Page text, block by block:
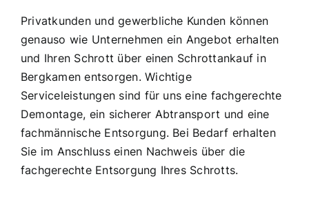
Privatkunden und gewerbliche Kunden können
genauso wie Unternehmen ein Angebot erhalten
und Ihren Schrott über einen Schrottankauf in
Bergkamen entsorgen. Wichtige
Serviceleistungen sind für uns eine fachgerechte
Demontage, ein sicherer Abtransport und eine
fachmännische Entsorgung. Bei Bedarf erhalten
Sie im Anschluss einen Nachweis über die
fachgerechte Entsorgung Ihres Schrotts.